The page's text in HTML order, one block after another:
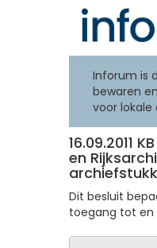
Inforum is
bewaren
voor lokale
16.09.2011
en
Dit besluit
toegang tot en